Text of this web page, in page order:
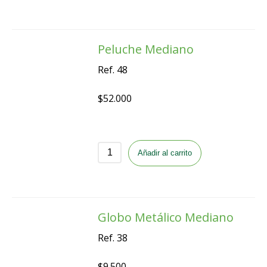
Peluche Mediano
Ref. 48
$52.000
Añadir al carrito
Globo Metálico Mediano
Ref. 38